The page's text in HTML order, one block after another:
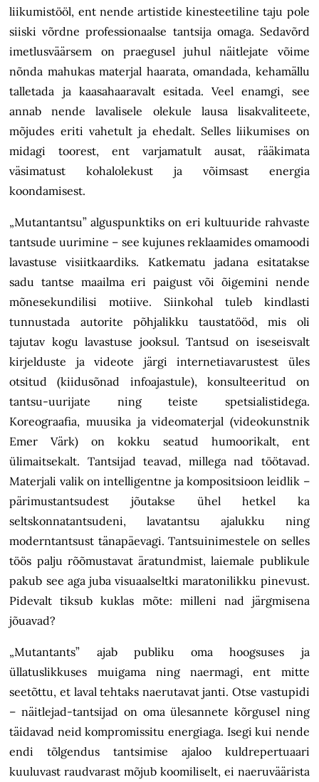
liikumistööl, ent nende artistide kinesteetiline taju pole
siiski võrdne professionaalse tantsija omaga. Sedavõrd
imetlusväärsem on praegusel juhul näitlejate võime
nõnda mahukas materjal haarata, omandada, kehamällu
talletada ja kaasahaaravalt esitada. Veel enamgi, see
annab nende lavalisele olekule lausa lisakvaliteete,
mõjudes eriti vahetult ja ehedalt. Selles liikumises on
midagi toorest, ent varjamatult ausat, rääkimata
väsimatust kohalolekust ja võimsast energia
koondamisest.
„Mutantantsu” alguspunktiks on eri kultuuride rahvaste
tantsude uurimine – see kujunes reklaamides omamoodi
lavastuse visiitkaardiks. Katkematu jadana esitatakse
sadu tantse maailma eri paigust või õigemini nende
mõnesekundilisi motiive. Siinkohal tuleb kindlasti
tunnustada autorite põhjalikku taustatööd, mis oli
tajutav kogu lavastuse jooksul. Tantsud on iseseisvalt
kirjelduste ja videote järgi internetiavarustest üles
otsitud (kiidusõnad infoajastule), konsulteeritud on
tantsu-uurijate ning teiste spetsialistidega.
Koreograafia, muusika ja videomaterjal (videokunstnik
Emer Värk) on kokku seatud humoorikalt, ent
ülimaitsekalt. Tantsijad teavad, millega nad töötavad.
Materjali valik on intelligentne ja kompositsioon leidlik –
pärimustantsudest jõutakse ühel hetkel ka
seltskonnatantsudeni, lavatantsu ajalukku ning
moderntantsust tänapäevagi. Tantsuinimestele on selles
töös palju rõõmustavat äratundmist, laiemale publikule
pakub see aga juba visuaalseltki maratonilikku pinevust.
Pidevalt tiksub kuklas mõte: milleni nad järgmisena
jõuavad?
„Mutantants” ajab publiku oma hoogsuses ja
üllatuslikkuses muigama ning naermagi, ent mitte
seetõttu, et laval tehtaks naerutavat janti. Otse vastupidi
– näitlejad-tantsijad on oma ülesannete kõrgusel ning
täidavad neid kompromissitu energiaga. Isegi kui nende
endi tõlgendus tantsimise ajaloo kuldrepertuaari
kuuluvast raudvarast mõjub koomiliselt, ei naeruväärista